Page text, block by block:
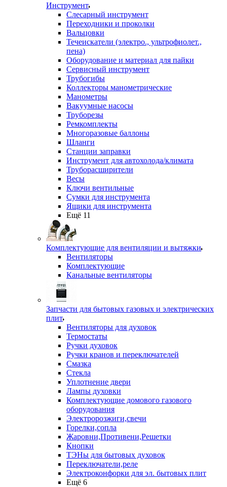
Инструмент
Слесарный инструмент
Переходники и проколки
Вальцовки
Течеискатели (электро., ультрофиолет.,
пена)
Оборудование и материал для пайки
Сервисный инструмент
Трубогибы
Коллекторы манометрические
Манометры
Вакуумные насосы
Труборезы
Ремкомплекты
Многоразовые баллоны
Шланги
Станции заправки
Инструмент для автохолода/климата
Труборасширители
Весы
Ключи вентильные
Сумки для инструмента
Ящики для инструмента
Ещё 11
Комплектующие для вентиляции и вытяжки
Вентиляторы
Комплектующие
Канальные вентиляторы
Запчасти для бытовых газовых и электрических
плит
Вентиляторы для духовок
Термостаты
Ручки духовок
Ручки кранов и переключателей
Смазка
Стекла
Уплотнение двери
Лампы духовки
Комплектующие домового газового
оборудования
Электророзжиги,свечи
Горелки,сопла
Жаровни,Противени,Решетки
Кнопки
ТЭНы для бытовых духовок
Переключатели,реле
Электроконфорки для эл. бытовых плит
Ещё 6